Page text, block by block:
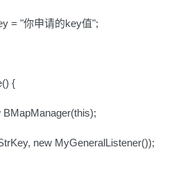
= "你申请的key值";
{
new MyGeneralListener());